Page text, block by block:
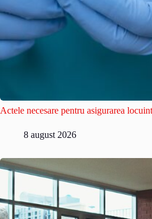
Actele necesare pentru asigurarea
8 august 2026